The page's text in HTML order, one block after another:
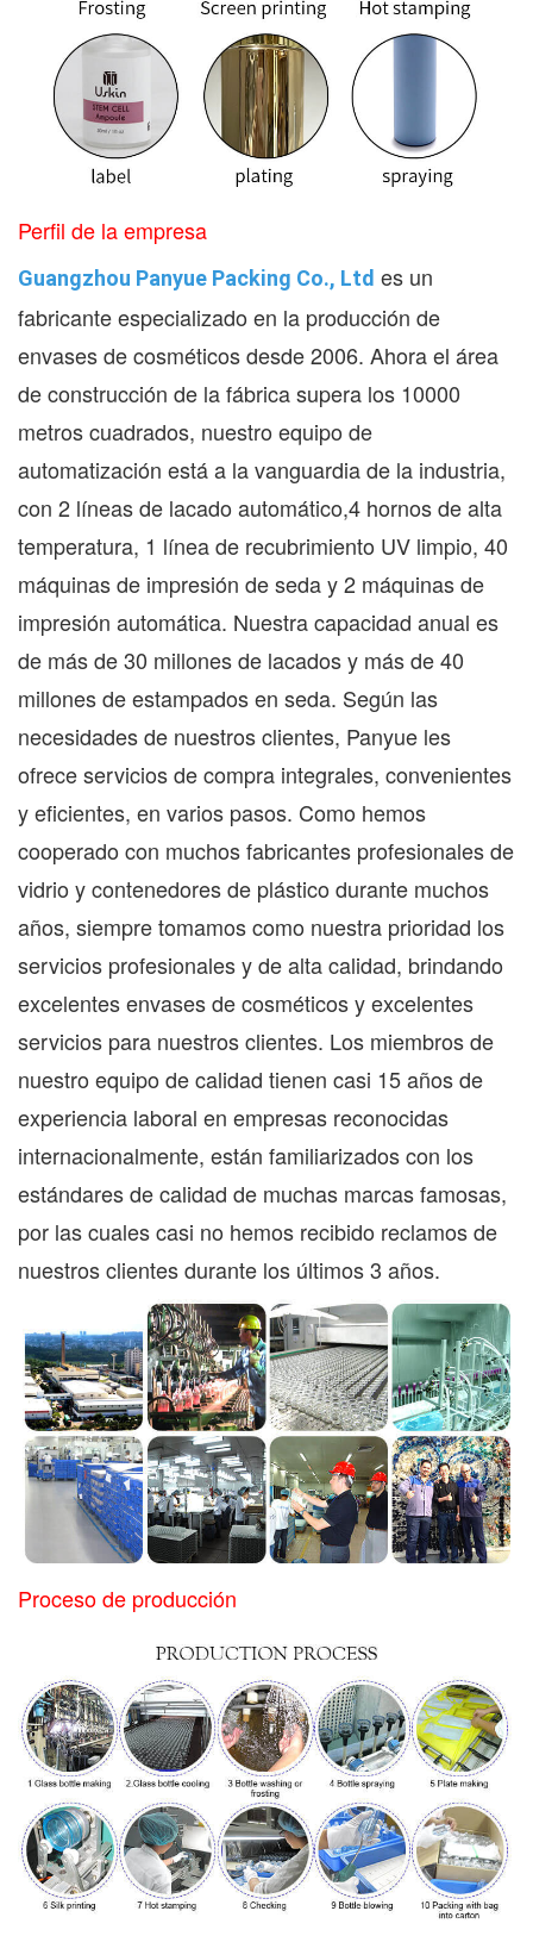
Perfil de la empresa
Guangzhou Panyue Packing Co., Ltd es un
fabricante especializado en la producción de
envases de cosméticos desde 2006. Ahora el área
de construcción de la fábrica supera los 10000
metros cuadrados, nuestro equipo de
automatización está a la vanguardia de la industria,
con 2 líneas de lacado automático,4 hornos de alta
temperatura, 1 línea de recubrimiento UV limpio, 40
máquinas de impresión de seda y 2 máquinas de
impresión automática. Nuestra capacidad anual es
de más de 30 millones de lacados y más de 40
millones de estampados en seda. Según las
necesidades de nuestros clientes, Panyue les
ofrece servicios de compra integrales, convenientes
y eficientes, en varios pasos. Como hemos
cooperado con muchos fabricantes profesionales de
vidrio y contenedores de plástico durante muchos
años, siempre tomamos como nuestra prioridad los
servicios profesionales y de alta calidad, brindando
excelentes envases de cosméticos y excelentes
servicios para nuestros clientes. Los miembros de
nuestro equipo de calidad tienen casi 15 años de
experiencia laboral en empresas reconocidas
internacionalmente, están familiarizados con los
estándares de calidad de muchas marcas famosas,
por las cuales casi no hemos recibido reclamos de
nuestros clientes durante los últimos 3 años.
Proceso de producción